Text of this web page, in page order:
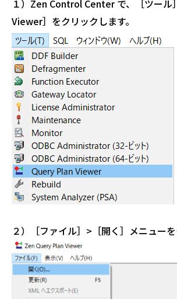
１）Zen Control Center で、［ツール
Viewer］をクリックします。
２）［ファイル］>［開く］メニューを